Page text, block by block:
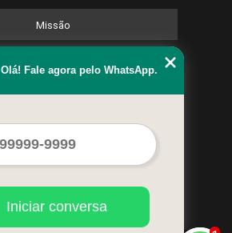
Missão
Serviços
Mapa do site
Olá! Fale agora pelo WhatsApp.
Iniciar conversa